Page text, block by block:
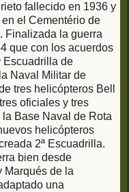
fallecido en 1936 y
el Cementério de
Finalizada la guerra
que con los acuerdos
Escuadrilla de
Naval Militar de
tres helicópteros Bell
oficiales y tres
Base Naval de Rota
helicópteros
2ª Escuadrilla.
bien desde
Marqués de la
una